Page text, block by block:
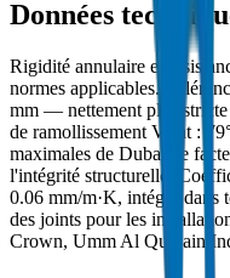
Données
Rigidité annulaire et
normes applicables.
mm — nettement plus
de ramollissement Vicat :
maximales de Dubaï, le
l'intégrité structurelle.
0.06 mm/m·K, intégré dans
des joints pour les
Crown, Umm Al Quwain